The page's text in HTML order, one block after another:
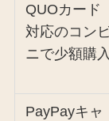
QUOカード
対応のコン
ニで少額購入
PayPayキャ